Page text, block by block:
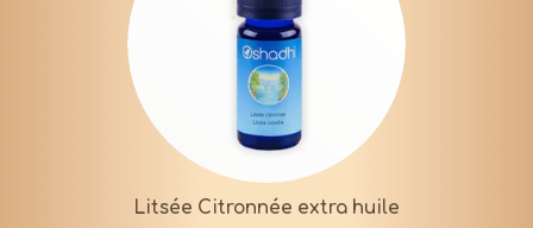
Litsée Citronnée extra huile